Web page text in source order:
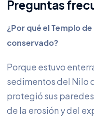
Preguntas
¿Por qué el Templo
conservado?
Porque estuvo
sedimentos del Nilo
protegió sus
de la erosión y del